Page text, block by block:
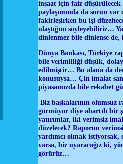
inşaat için faiz düşürülecek
paylaşımında da sorun
fakirleşirken bu işi
ulaştığını söyleyebiliriz…
dinlenmez bile dinlense
Dünya Bankası, Türkiye
bile verimliliği düşük,
edilmiştir… Bu alana da
konusuysa… Çin imalat
piyasamızda bile rekabet
Biz başkalarının olumsuz
görmüyor diye abartılı bir
yatırımlar, iki verimsiz
düzelecek? Raporun
yardımcı olmak
varsa, biz uyaracağız ki,
görürüz…